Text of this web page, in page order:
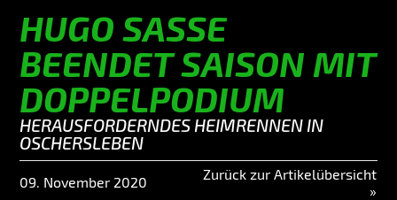
HUGO SASSE
BEENDET SAISON MIT
DOPPELPODIUM
HERAUSFORDERNDES HEIMRENNEN IN
OSCHERSLEBEN
09. November 2020
Zurück zur Artikelübersicht
»